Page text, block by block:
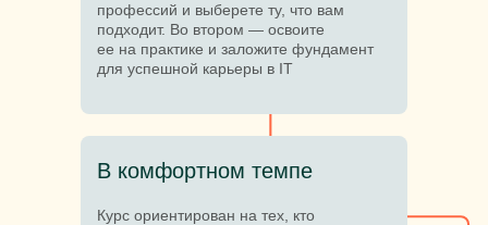
профессий и выберете ту, что вам
подходит. Во втором — освоите
ее на практике и заложите фундамент
для успешной карьеры в IT
В комфортном темпе
Курс ориентирован на тех, кто